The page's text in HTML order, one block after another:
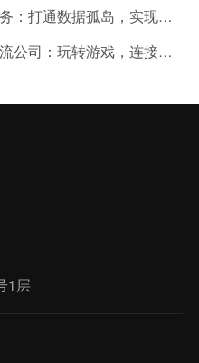
信息系统集成服务：打通数据孤岛，实现业务一体化
成都游戏用品交流公司：玩转游戏，连接无限可能
1层